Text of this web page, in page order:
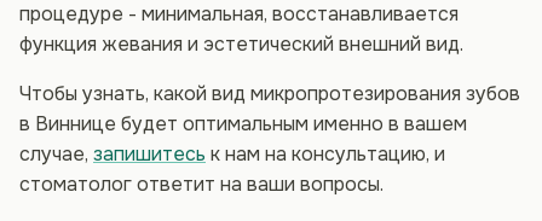
процедуре - минимальная, восстанавливается
функция жевания и эстетический внешний вид.
Чтобы узнать, какой вид микропротезирования зубов
в Виннице будет оптимальным именно в вашем
случае, запишитесь к нам на консультацию, и
стоматолог ответит на ваши вопросы.